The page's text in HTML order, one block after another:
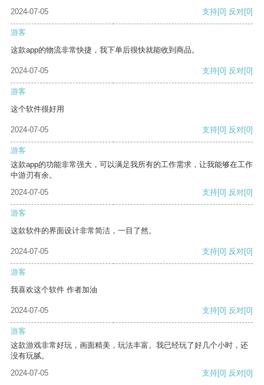
2024-07-05
支持[0] 反对[0]
游客
这款app的物流非常快捷，我下单后很快就能收到商品。
2024-07-05 支持[0] 反对[0]
游客
这个软件很好用
2024-07-05 支持[0] 反对[0]
游客
这款app的功能非常强大，可以满足我所有的工作需求，让我能够在工作
中游刃有余。
2024-07-05
支持[0] 反对[0]
游客
这款软件的界面设计非常简洁，一目了然。
2024-07-05 支持[0] 反对[0]
游客
我喜欢这个软件 作者加油
2024-07-05 支持[0] 反对[0]
游客
这款游戏非常好玩，画面精美，玩法丰富。我已经玩了好几个小时，还
没有玩腻。
2024-07-05
支持[0] 反对[0]